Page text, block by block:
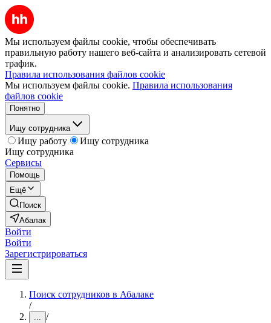
Мы используем файлы cookie, чтобы обеспечивать
правильную работу нашего веб-сайта и анализировать сетевой
трафик.
Правила использования файлов cookie
Мы используем файлы cookie. Правила использования
файлов cookie
Понятно
Ищу сотрудника
Ищу работу
Ищу сотрудника
Ищу сотрудника
Сервисы
Помощь
Ещё
Поиск
Абалак
Войти
Войти
Зарегистрироваться
Поиск сотрудников в Абалаке
/
... /